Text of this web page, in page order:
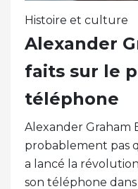
Histoire et culture
Alexander
faits sur le
téléphone
Alexander Graham
probablement pas
a lancé la
son téléphone